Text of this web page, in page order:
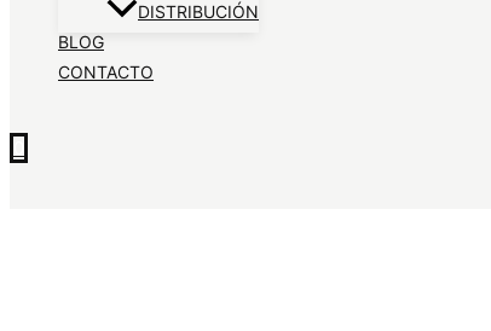
DISTRIBUCIÓN
BLOG
CONTACTO